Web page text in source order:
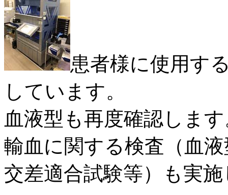
患者様に使用す
しています。
血液型も再度確認しま
輸血に関する検査（血
交差適合試験等）も実